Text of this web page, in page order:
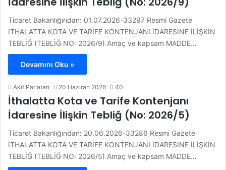
Ticaret Bakanlığından: 01.07.2026-33297 Resmi Gazete
İTHALATTA KOTA VE TARİFE KONTENJANI İDARESİNE İLİŞKİN
TEBLİĞ (TEBLİĞ NO: 2026/9) Amaç ve kapsam MADDE…
Devamını Oku »
Akif Parlatan 20 Haziran 2026 40
İthalatta Kota ve Tarife Kontenjanı
İdaresine İlişkin Tebliğ (No: 2026/5)
Ticaret Bakanlığından: 20.06.2026-33286 Resmi Gazete
İTHALATTA KOTA VE TARİFE KONTENJANI İDARESİNE İLİŞKİN
TEBLİĞ (TEBLİĞ NO: 2026/5) Amaç ve kapsam MADDE…